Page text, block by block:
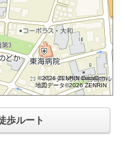
©2026 ZENRIN DataCom
地図データ©2026 ZENRIN
歩ルート